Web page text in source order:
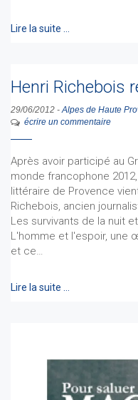
Lire la suite …
Henri Richebois
29/06/2012 -Alpes de Haute
écrire un commentaire
Après avoir participé au
monde francophone
littéraire de Provence
Richebois, ancien
Les survivants de la nuit
L'homme et l'espoir, une
et ce…
Lire la suite …